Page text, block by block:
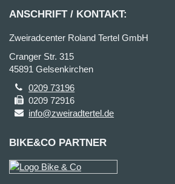
ANSCHRIFT / KONTAKT:
Zweiradcenter Roland Tertel GmbH
Cranger Str. 315
45891 Gelsenkirchen
0209 73196
0209 72916
info@zweiradtertel.de
BIKE&CO PARTNER